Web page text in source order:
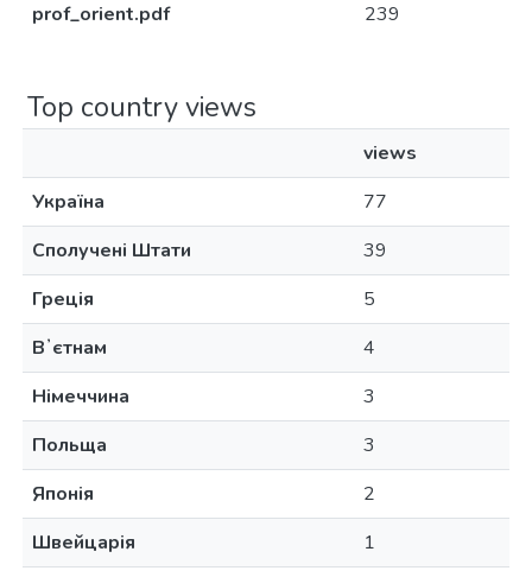
prof_orient.pdf
239
Top country views
views
Україна
77
Сполучені Штати
39
Греція
5
Вʼєтнам
4
Німеччина
3
Польща
3
Японія
2
Швейцарія
1